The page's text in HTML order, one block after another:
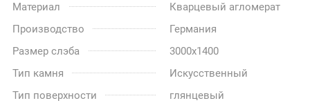
Материал
Кварцевый агломерат
Производство
Германия
Размер слэба
3000x1400
Тип камня
Искусственный
Тип поверхности
глянцевый